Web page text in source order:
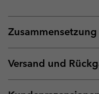
Zusammensetzung
Versand und